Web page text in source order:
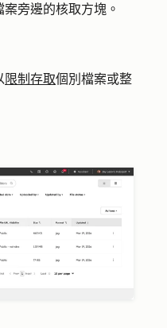
案旁邊的核取方塊 。
限制存取個別檔案或整